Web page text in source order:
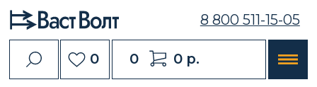
0
8 800 511-15-05
0 р.
0
← Назад